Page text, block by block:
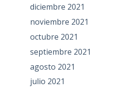
diciembre 2021
noviembre 2021
octubre 2021
septiembre 2021
agosto 2021
julio 2021